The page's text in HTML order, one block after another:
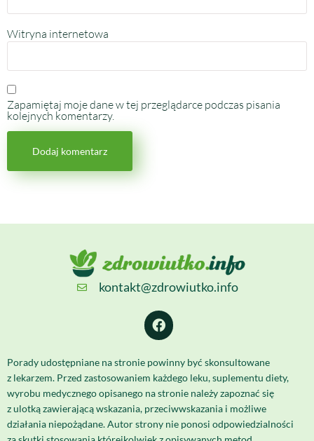
Witryna internetowa
Zapamiętaj moje dane w tej przeglądarce podczas pisania
kolejnych komentarzy.
kontakt@zdrowiutko.info
Porady udostępniane na stronie powinny być skonsultowane
z lekarzem. Przed zastosowaniem każdego leku, suplementu diety,
wyrobu medycznego opisanego na stronie należy zapoznać się
z ulotką zawierającą wskazania, przeciwwskazania i możliwe
działania niepożądane. Autor strony nie ponosi odpowiedzialności